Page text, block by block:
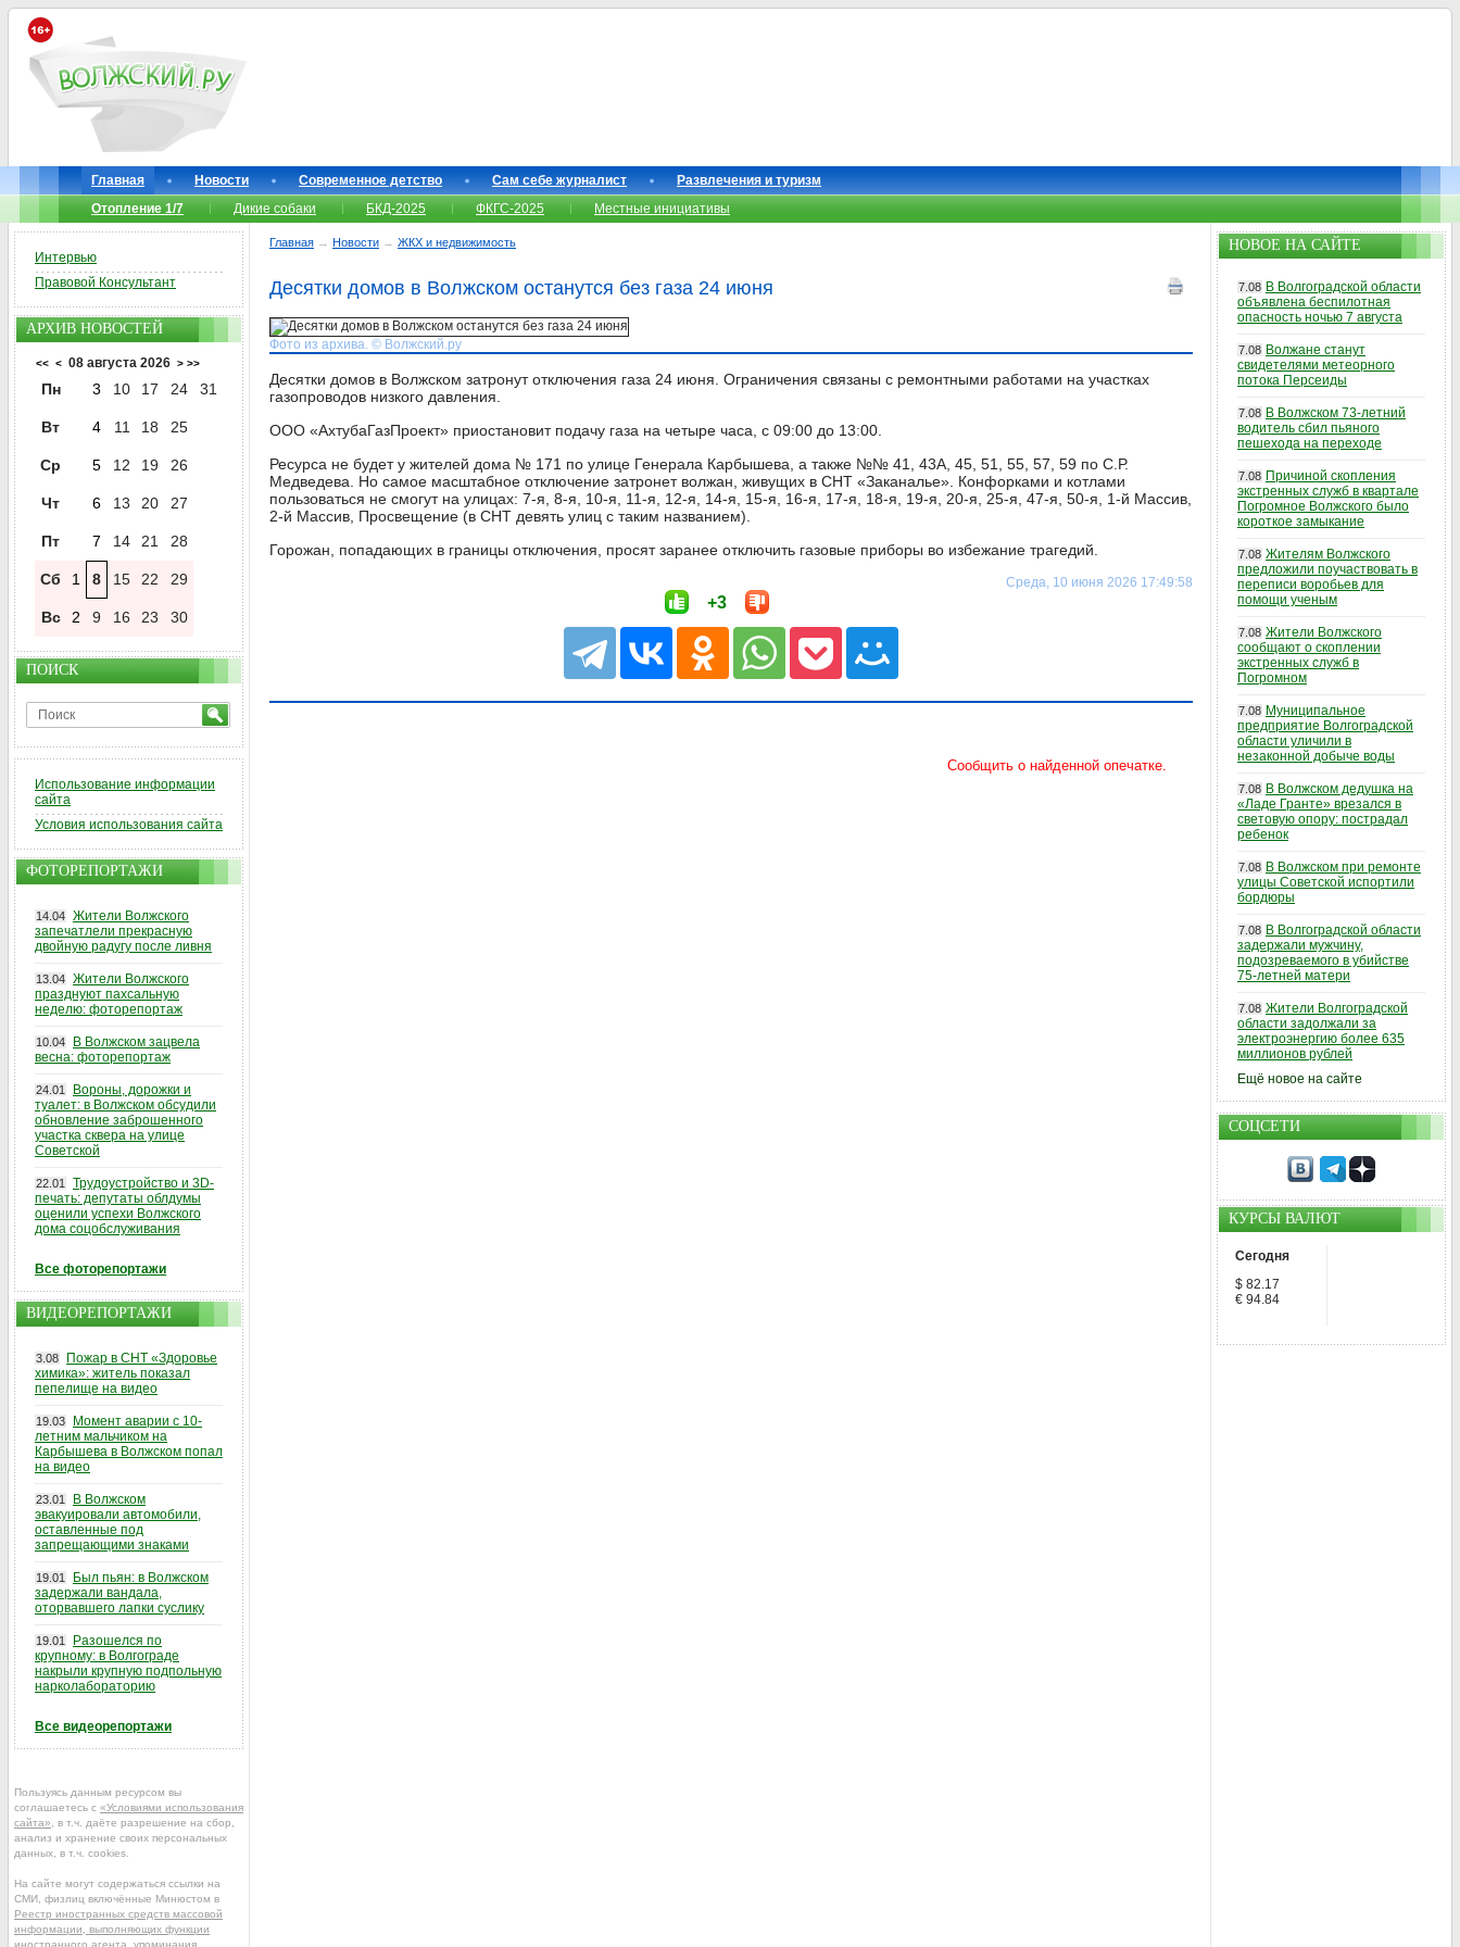
Главная Новости Современное детство Сам себе журналист
Развлечения и туризм
Отопление 1/7
Дикие собаки БКД-2025 ФКГС-2025 Местные инициативы
Главная → Новости → ЖКХ и недвижимость
Десятки домов в Волжском останутся без газа 24 июня
Фото из архива. © Волжский.ру
Десятки домов в Волжском затронут отключения газа 24 июня. Ограничения связаны с ремонтными работами на участках
газопроводов низкого давления.
ООО «АхтубаГазПроект» приостановит подачу газа на четыре часа, с 09:00 до 13:00.
Ресурса не будет у жителей дома № 171 по улице Генерала Карбышева, а также №№ 41, 43А, 45, 51, 55, 57, 59 по С.Р.
Медведева. Но самое масштабное отключение затронет волжан, живущих в СНТ «Заканалье». Конфорками и котлами
пользоваться не смогут на улицах: 7-я, 8-я, 10-я, 11-я, 12-я, 14-я, 15-я, 16-я, 17-я, 18-я, 19-я, 20-я, 25-я, 47-я, 50-я, 1-й Массив,
2-й Массив, Просвещение (в СНТ девять улиц с таким названием).
Горожан, попадающих в границы отключения, просят заранее отключить газовые приборы во избежание трагедий.
Среда, 10 июня 2026 17:49:58
+3
Интервью
Правовой Консультант
АРХИВ НОВОСТЕЙ
<< < 08 августа 2026 > >>
Пн 3 10 17 24 31
Вт 4 11 18 25
Ср 5 12 19 26
Чт 6 13 20 27
Пт 7 14 21 28
Сб 1 8 15 22 29
Вс 2 9 16 23 30
ПОИСК
Использование информации
сайта
Условия использования сайта
ФОТОРЕПОРТАЖИ
14.04 Жители Волжского
запечатлели прекрасную
двойную радугу после ливня
13.04 Жители Волжского
празднуют пахсальную
неделю: фоторепортаж
10.04
В Волжском зацвела
весна: фоторепортаж
24.01
Вороны, дорожки и
туалет: в Волжском обсудили
обновление заброшенного
участка сквера на улице
Советской
22.01
Трудоустройство и 3D-
печать: депутаты облдумы
оценили успехи Волжского
дома соцобслуживания
Все фоторепортажи
ВИДЕОРЕПОРТАЖИ
3.08
Пожар в СНТ «Здоровье
химика»: житель показал
пепелище на видео
19.03
Момент аварии с 10-
летним мальчиком на
Карбышева в Волжском попал
на видео
23.01
В Волжском
эвакуировали автомобили,
оставленные под
запрещающими знаками
19.01
Был пьян: в Волжском
задержали вандала,
оторвавшего лапки суслику
19.01
Разошелся по
крупному: в Волгограде
накрыли крупную подпольную
нарколабораторию
Все видеорепортажи
Пользуясь данным ресурсом вы
соглашаетесь с «Условиями использования
сайта» , в т.ч. даёте разрешение на сбор,
анализ и хранение своих персональных
данных, в т.ч. cookies.
На сайте могут содержаться ссылки на
СМИ, физлиц включённые Минюстом в
Реестр иностранных средств массовой
информации, выполняющих функции
иностранного агента , упоминания
НОВОЕ НА САЙТЕ
7.08 В Волгоградской области
объявлена беспилотная
опасность ночью 7 августа
7.08 Волжане станут
свидетелями метеорного
потока Персеиды
7.08 В Волжском 73-летний
водитель сбил пьяного
пешехода на переходе
7.08 Причиной скопления
экстренных служб в квартале
Погромное Волжского было
короткое замыкание
7.08 Жителям Волжского
предложили поучаствовать в
переписи воробьев для
помощи ученым
7.08 Жители Волжского
сообщают о скоплении
экстренных служб в
Погромном
7.08 Муниципальное
предприятие Волгоградской
области уличили в
незаконной добыче воды
7.08 В Волжском дедушка на
«Ладе Гранте» врезался в
световую опору: пострадал
ребенок
7.08 В Волжском при ремонте
улицы Советской испортили
бордюры
7.08 В Волгоградской области
задержали мужчину,
подозреваемого в убийстве
75-летней матери
7.08 Жители Волгоградской
области задолжали за
электроэнергию более 635
миллионов рублей
Ещё новое на сайте
СОЦСЕТИ
КУРСЫ ВАЛЮТ
Сегодня
$ 82.17
€ 94.84